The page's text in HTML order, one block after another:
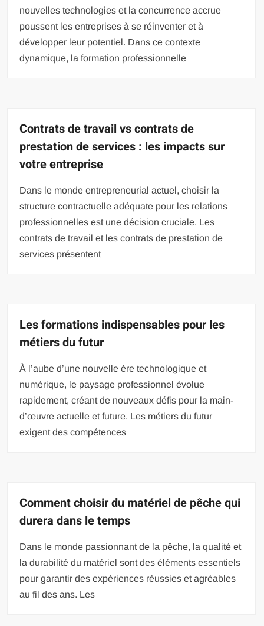
nouvelles technologies et la concurrence accrue
poussent les entreprises à se réinventer et à
développer leur potentiel. Dans ce contexte
dynamique, la formation professionnelle
Contrats de travail vs contrats de
prestation de services : les impacts sur
votre entreprise
Dans le monde entrepreneurial actuel, choisir la
structure contractuelle adéquate pour les relations
professionnelles est une décision cruciale. Les
contrats de travail et les contrats de prestation de
services présentent
Les formations indispensables pour les
métiers du futur
À l’aube d’une nouvelle ère technologique et
numérique, le paysage professionnel évolue
rapidement, créant de nouveaux défis pour la main-
d’œuvre actuelle et future. Les métiers du futur
exigent des compétences
Comment choisir du matériel de pêche qui
durera dans le temps
Dans le monde passionnant de la pêche, la qualité et
la durabilité du matériel sont des éléments essentiels
pour garantir des expériences réussies et agréables
au fil des ans. Les